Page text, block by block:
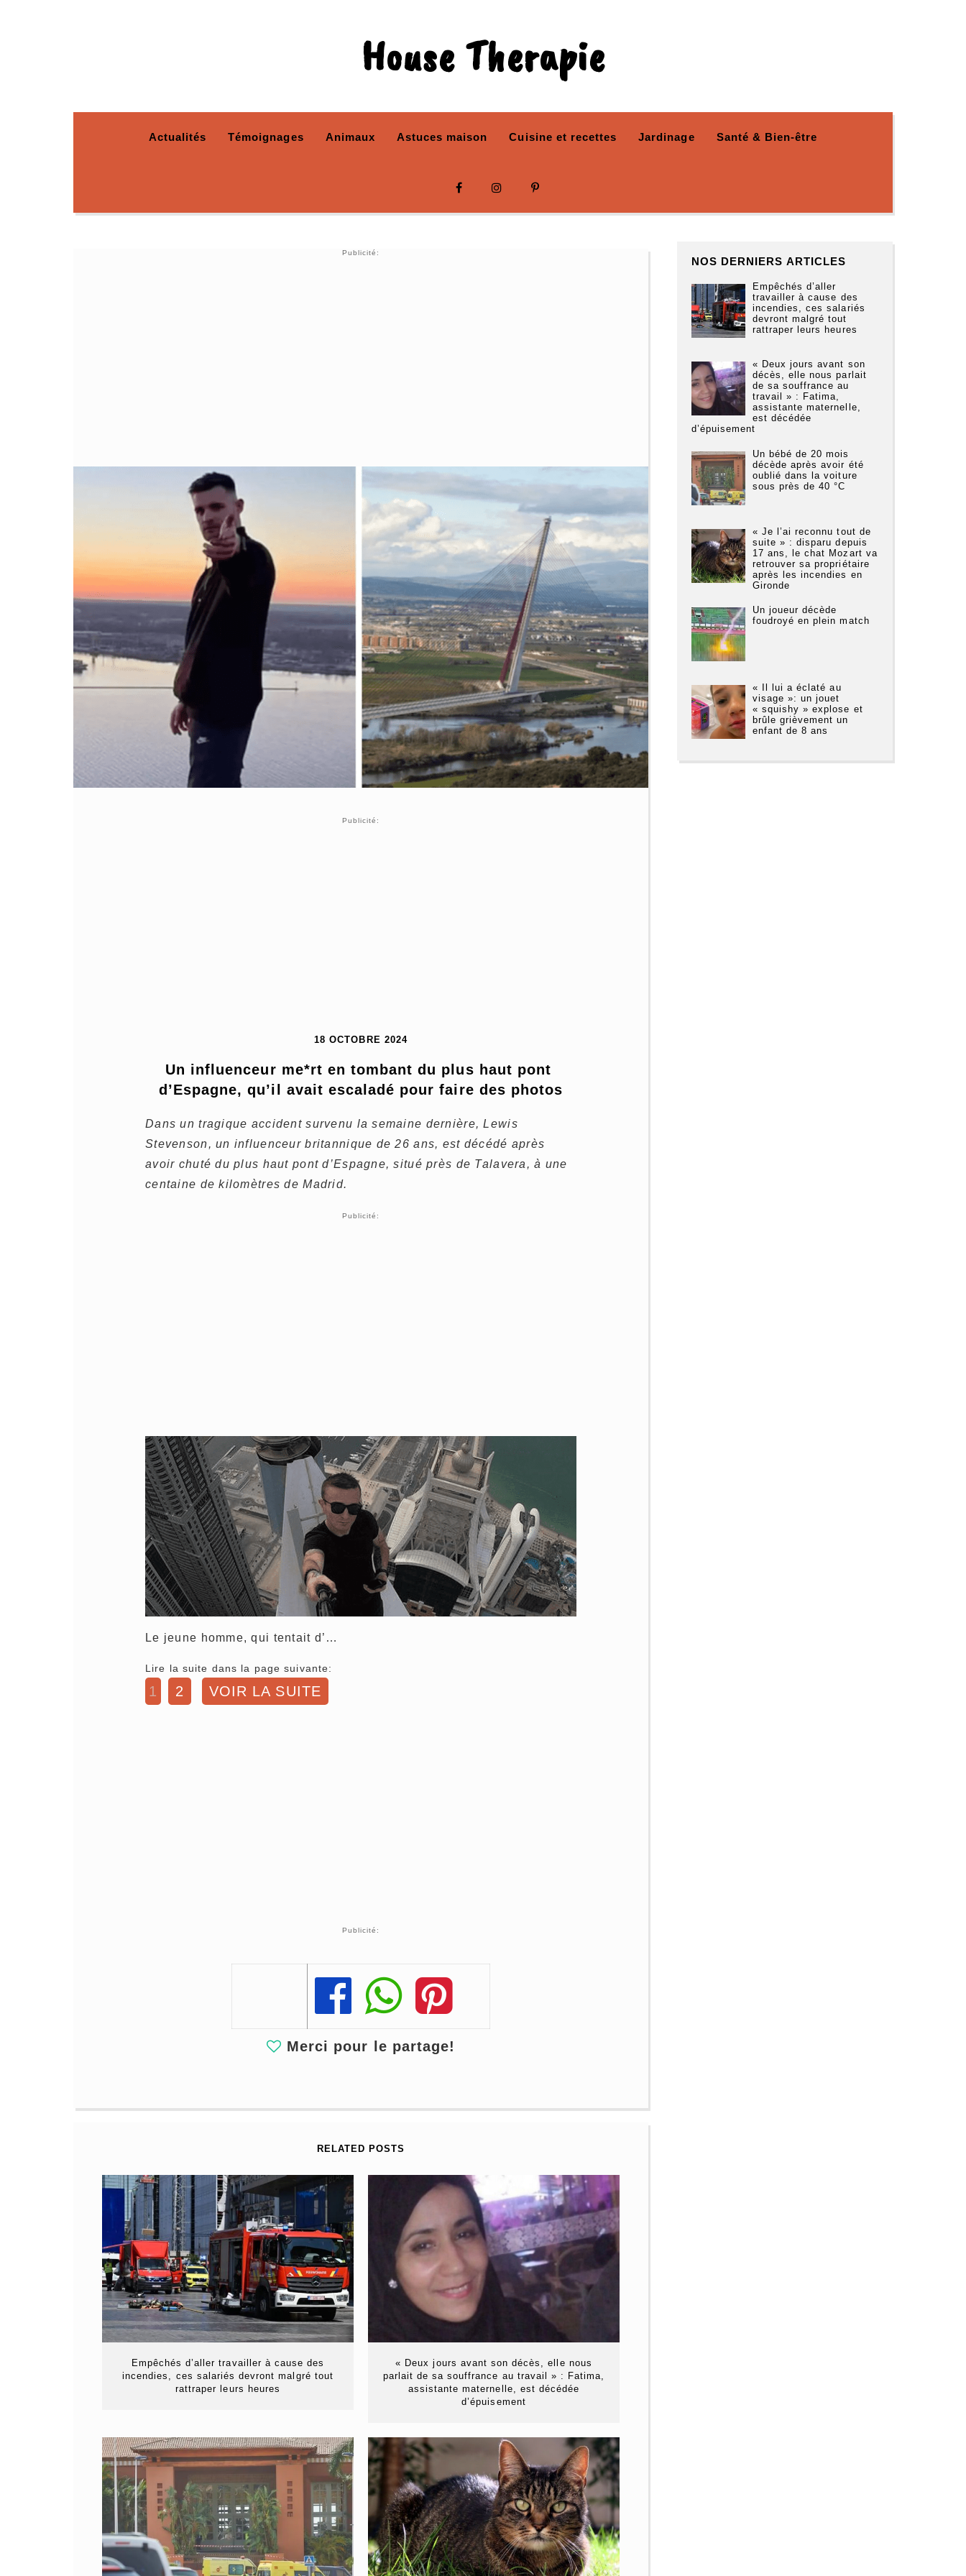
House Therapie
Actualités Témoignages Animaux Astuces maison Cuisine et recettes Jardinage Santé & Bien-être
Publicité:
Publicité:
18 OCTOBRE 2024
Un influenceur me*rt en tombant du plus haut pont
d’Espagne, qu’il avait escaladé pour faire des photos
Dans un tragique accident survenu la semaine dernière, Lewis
Stevenson, un influenceur britannique de 26 ans, est décédé après
avoir chuté du plus haut pont d’Espagne, situé près de Talavera, à une
centaine de kilomètres de Madrid.
Publicité:
Le jeune homme, qui tentait d’…
Lire la suite dans la page suivante:
1 2 VOIR LA SUITE
Publicité:
Share
Share
Share
Merci pour le partage!
RELATED POSTS
Empêchés d’aller travailler à cause des
incendies, ces salariés devront malgré tout
rattraper leurs heures
« Deux jours avant son décès, elle nous
parlait de sa souffrance au travail » : Fatima,
assistante maternelle, est décédée
d’épuisement
NOS DERNIERS ARTICLES
Empêchés d’aller
travailler à cause des
incendies, ces salariés
devront malgré tout
rattraper leurs heures
« Deux jours avant son
décès, elle nous parlait
de sa souffrance au
travail » : Fatima,
assistante maternelle,
est décédée
d’épuisement
Un bébé de 20 mois
décède après avoir été
oublié dans la voiture
sous près de 40 °C
« Je l’ai reconnu tout de
suite » : disparu depuis
17 ans, le chat Mozart va
retrouver sa propriétaire
après les incendies en
Gironde
Un joueur décède
foudroyé en plein match
« Il lui a éclaté au
visage »: un jouet
« squishy » explose et
brûle grièvement un
enfant de 8 ans